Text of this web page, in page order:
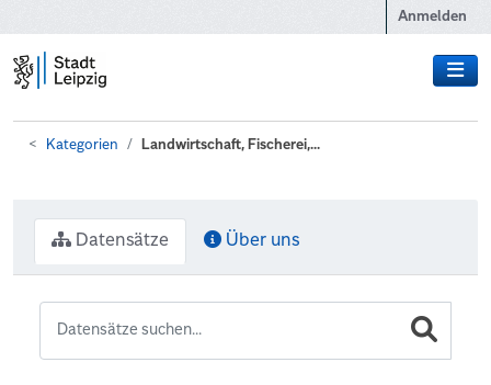
Anmelden
Kategorien Landwirtschaft, Fischerei,...
Datensätze Über uns